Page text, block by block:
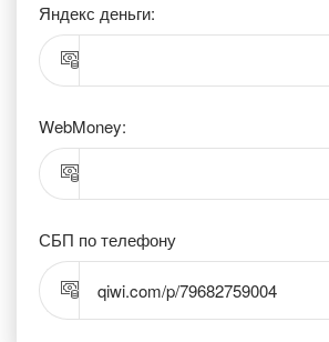
Яндекс деньги:
WebMoney:
СБП по телефону
qiwi.com/p/79682759004